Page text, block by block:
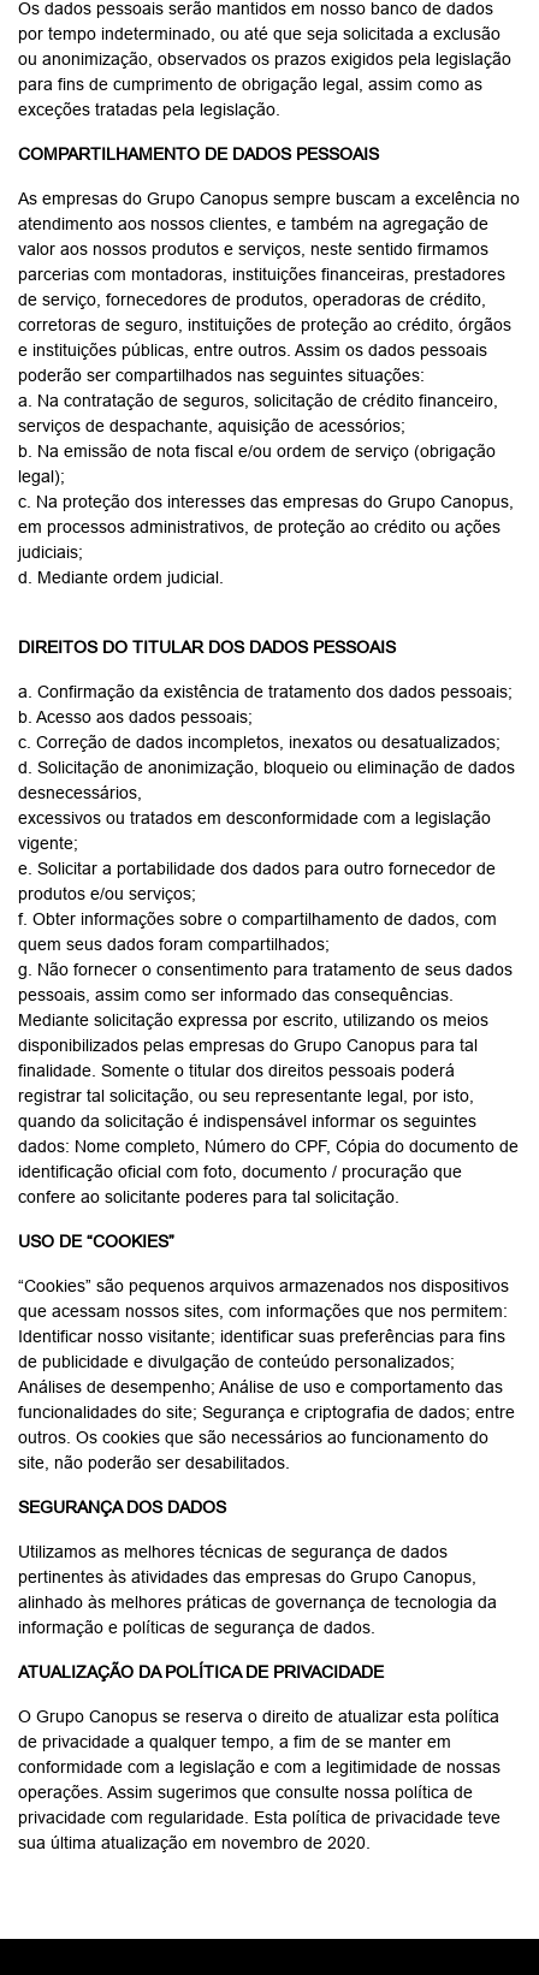
Os dados pessoais serão mantidos em nosso banco de dados
por tempo indeterminado, ou até que seja solicitada a exclusão
ou anonimização, observados os prazos exigidos pela legislação
para fins de cumprimento de obrigação legal, assim como as
exceções tratadas pela legislação.
COMPARTILHAMENTO DE DADOS PESSOAIS
As empresas do Grupo Canopus sempre buscam a excelência no
atendimento aos nossos clientes, e também na agregação de
valor aos nossos produtos e serviços, neste sentido firmamos
parcerias com montadoras, instituições financeiras, prestadores
de serviço, fornecedores de produtos, operadoras de crédito,
corretoras de seguro, instituições de proteção ao crédito, órgãos
e instituições públicas, entre outros. Assim os dados pessoais
poderão ser compartilhados nas seguintes situações:
a. Na contratação de seguros, solicitação de crédito financeiro,
serviços de despachante, aquisição de acessórios;
b. Na emissão de nota fiscal e/ou ordem de serviço (obrigação
legal);
c. Na proteção dos interesses das empresas do Grupo Canopus,
em processos administrativos, de proteção ao crédito ou ações
judiciais;
d. Mediante ordem judicial.
DIREITOS DO TITULAR DOS DADOS PESSOAIS
a. Confirmação da existência de tratamento dos dados pessoais;
b. Acesso aos dados pessoais;
c. Correção de dados incompletos, inexatos ou desatualizados;
d. Solicitação de anonimização, bloqueio ou eliminação de dados
desnecessários,
excessivos ou tratados em desconformidade com a legislação
vigente;
e. Solicitar a portabilidade dos dados para outro fornecedor de
produtos e/ou serviços;
f. Obter informações sobre o compartilhamento de dados, com
quem seus dados foram compartilhados;
g. Não fornecer o consentimento para tratamento de seus dados
pessoais, assim como ser informado das consequências.
Mediante solicitação expressa por escrito, utilizando os meios
disponibilizados pelas empresas do Grupo Canopus para tal
finalidade. Somente o titular dos direitos pessoais poderá
registrar tal solicitação, ou seu representante legal, por isto,
quando da solicitação é indispensável informar os seguintes
dados: Nome completo, Número do CPF, Cópia do documento de
identificação oficial com foto, documento / procuração que
confere ao solicitante poderes para tal solicitação.
USO DE “COOKIES”
“Cookies” são pequenos arquivos armazenados nos dispositivos
que acessam nossos sites, com informações que nos permitem:
Identificar nosso visitante; identificar suas preferências para fins
de publicidade e divulgação de conteúdo personalizados;
Análises de desempenho; Análise de uso e comportamento das
funcionalidades do site; Segurança e criptografia de dados; entre
outros. Os cookies que são necessários ao funcionamento do
site, não poderão ser desabilitados.
SEGURANÇA DOS DADOS
Utilizamos as melhores técnicas de segurança de dados
pertinentes às atividades das empresas do Grupo Canopus,
alinhado às melhores práticas de governança de tecnologia da
informação e políticas de segurança de dados.
ATUALIZAÇÃO DA POLÍTICA DE PRIVACIDADE
O Grupo Canopus se reserva o direito de atualizar esta política
de privacidade a qualquer tempo, a fim de se manter em
conformidade com a legislação e com a legitimidade de nossas
operações. Assim sugerimos que consulte nossa política de
privacidade com regularidade. Esta política de privacidade teve
sua última atualização em novembro de 2020.